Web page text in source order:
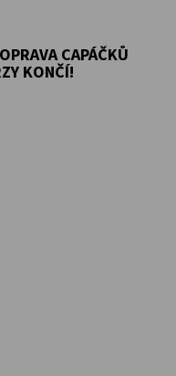
CAPÁČKŮ
KONČÍ!